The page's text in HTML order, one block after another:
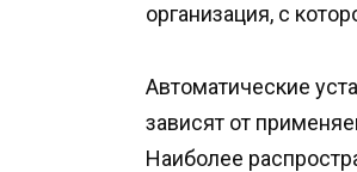
организация, с
Автоматические
зависят от
Наиболее